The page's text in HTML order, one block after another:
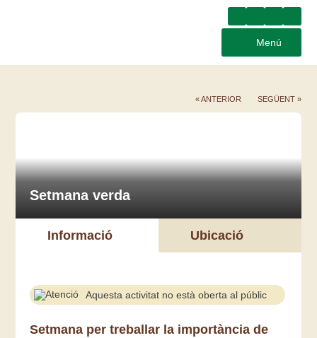
Menú
« ANTERIOR SEGÜENT »
Setmana verda
Informació Ubicació
Aquesta activitat no està oberta al públic
Setmana per treballar la importància de